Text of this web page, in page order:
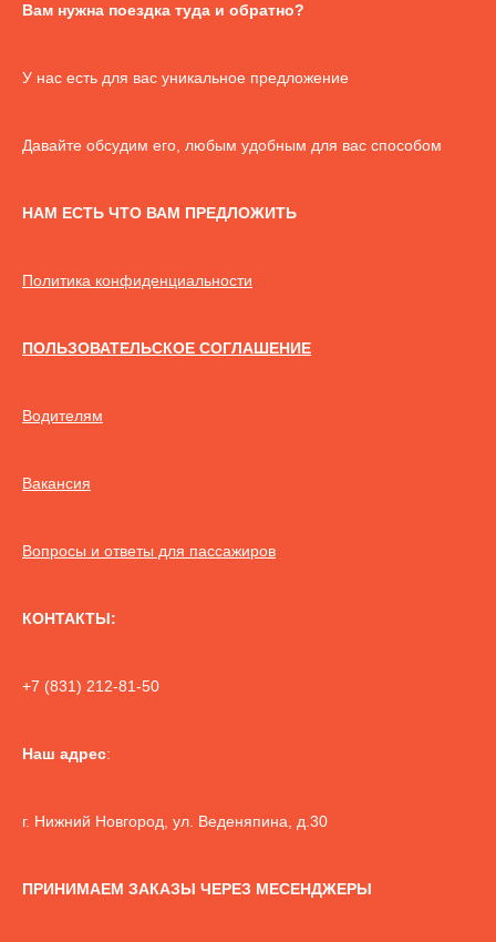
Вам нужна поездка туда и обратно?
У нас есть для вас уникальное предложение
Давайте обсудим его, любым удобным для вас способом
НАМ ЕСТЬ ЧТО ВАМ ПРЕДЛОЖИТЬ
Политика конфиденциальности
ПОЛЬЗОВАТЕЛЬСКОЕ СОГЛАШЕНИЕ
Водителям
Вакансия
Вопросы и ответы для пассажиров
КОНТАКТЫ:
+7 (831) 212-81-50
Наш адрес:
г. Нижний Новгород, ул. Веденяпина, д.30
ПРИНИМАЕМ ЗАКАЗЫ ЧЕРЕЗ МЕСЕНДЖЕРЫ